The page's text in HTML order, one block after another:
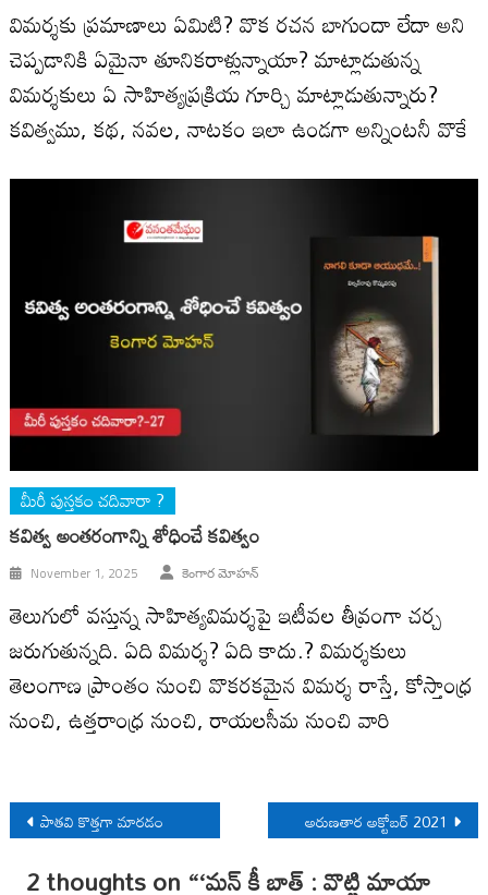
విమర్శకు ప్రమాణాలు ఏమిటి? వొక రచన బాగుందా లేదా అని
చెప్పడానికి ఏమైనా తూనికరాళ్లున్నాయా? మాట్లాడుతున్న
విమర్శకులు ఏ సాహిత్యప్రక్రియ గూర్చి మాట్లాడుతున్నారు?
కవిత్వము, కథ, నవల, నాటకం ఇలా ఉండగా అన్నింటనీ వొకే
మీరీ పుస్తకం చదివారా ?
కవిత్వ అంతరంగాన్ని శోధించే కవిత్వం
November 1, 2025 కెంగార మోహన్
తెలుగులో వస్తున్న సాహిత్యవిమర్శపై ఇటీవల తీవ్రంగా చర్చ
జరుగుతున్నది. ఏది విమర్శ? ఏది కాదు.? విమర్శకులు
తెలంగాణ ప్రాంతం నుంచి వొకరకమైన విమర్శ రాస్తే, కోస్తాంధ్ర
నుంచి, ఉత్తరాంధ్ర నుంచి, రాయలసీమ నుంచి వారి
Post
navigation
పాతవి కొత్తగా మారడం అరుణతార అక్టోబర్ 2021
2 thoughts on “‘మన్‌ కీ బాత్‌ : వొట్టి మాయా